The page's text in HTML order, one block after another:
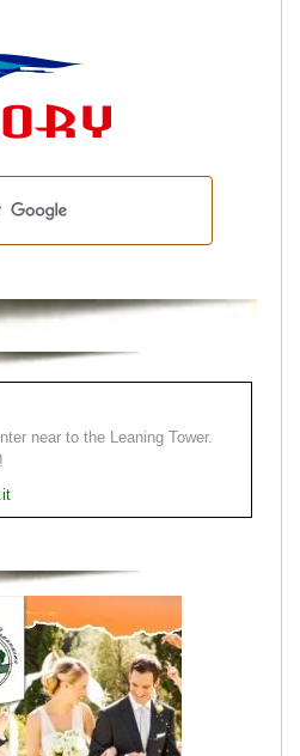
near to the Leaning Tower.